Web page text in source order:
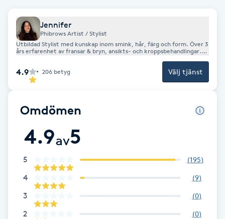
Enzympeeling
Extensions borttagning
Eyeliner-tatuering
Face framing
Faceliftmassage
Fet hårbotten
Jennifer
Phibrows Artist / Stylist
Utbildad Stylist med kunskap inom smink, hår, färg och form. Över 3
års erfarenhet av fransar & bryn, ansikts- och kroppsbehandlingar.
4.9 206 betyg Välj tjänst
Omdömen
4.9av5
5 (195)
4 (9)
3 (0)
2 (0)